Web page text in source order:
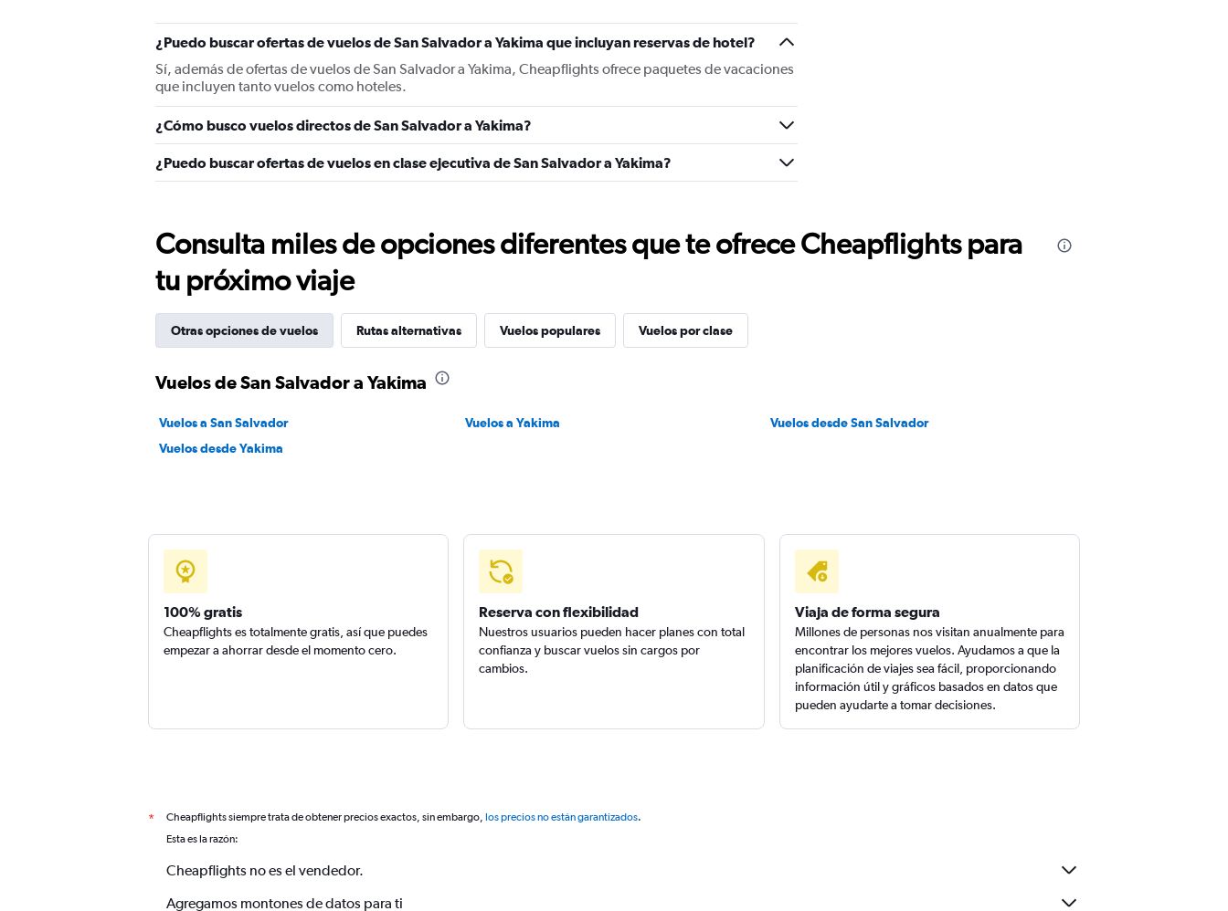
¿Puedo buscar ofertas de vuelos de San Salvador a Yakima que incluyan reservas de hotel?
Sí, además de ofertas de vuelos de San Salvador a Yakima, Cheapflights ofrece paquetes de vacaciones
que incluyen tanto vuelos como hoteles.
¿Cómo busco vuelos directos de San Salvador a Yakima?
¿Puedo buscar ofertas de vuelos en clase ejecutiva de San Salvador a Yakima?
Consulta miles de opciones diferentes que te ofrece Cheapflights para
tu próximo viaje
Otras opciones de vuelos Rutas alternativas Vuelos populares Vuelos por clase
Vuelos de San Salvador a Yakima
Vuelos a San Salvador Vuelos a Yakima
Vuelos desde San Salvador
Vuelos desde Yakima
100% gratis
Cheapflights es totalmente gratis, así que puedes
empezar a ahorrar desde el momento cero.
Reserva con flexibilidad
Nuestros usuarios pueden hacer planes con total
confianza y buscar vuelos sin cargos por
cambios.
Viaja de forma segura
Millones de personas nos visitan anualmente para
encontrar los mejores vuelos. Ayudamos a que la
planificación de viajes sea fácil, proporcionando
información útil y gráficos basados en datos que
pueden ayudarte a tomar decisiones.
* Cheapflights siempre trata de obtener precios exactos, sin embargo, los precios no están garantizados.
Esta es la razón:
Cheapflights no es el vendedor.
Agregamos montones de datos para ti